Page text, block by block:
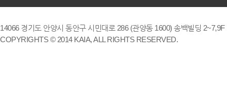
14066 경기도 안양시 동안구 시민대로 286 (관양동 1600) 송백빌딩
COPYRIGHTS © 2014 KAIA, ALL RIGHTS RESERVED.